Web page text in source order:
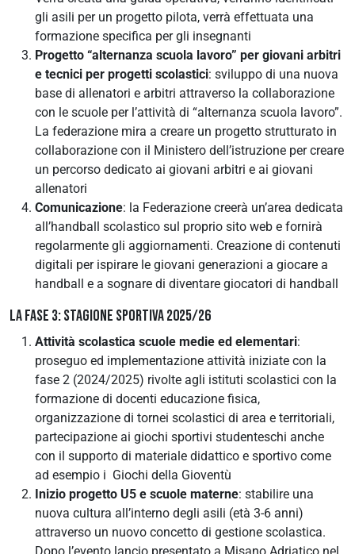
gli asili per un progetto pilota, verrà effettuata una
formazione specifica per gli insegnanti
Progetto “alternanza scuola lavoro” per giovani arbitri
e tecnici per progetti scolastici: sviluppo di una nuova
base di allenatori e arbitri attraverso la collaborazione
con le scuole per l’attività di “alternanza scuola lavoro”.
La federazione mira a creare un progetto strutturato in
collaborazione con il Ministero dell’istruzione per creare
un percorso dedicato ai giovani arbitri e ai giovani
allenatori
Comunicazione: la Federazione creerà un’area dedicata
all’handball scolastico sul proprio sito web e fornirà
regolarmente gli aggiornamenti. Creazione di contenuti
digitali per ispirare le giovani generazioni a giocare a
handball e a sognare di diventare giocatori di handball
LA FASE 3: STAGIONE SPORTIVA 2025/26
Attività scolastica scuole medie ed elementari:
proseguo ed implementazione attività iniziate con la
fase 2 (2024/2025) rivolte agli istituti scolastici con la
formazione di docenti educazione fisica,
organizzazione di tornei scolastici di area e territoriali,
partecipazione ai giochi sportivi studenteschi anche
con il supporto di materiale didattico e sportivo come
ad esempio i Giochi della Gioventù
Inizio progetto U5 e scuole materne: stabilire una
nuova cultura all’interno degli asili (età 3-6 anni)
attraverso un nuovo concetto di gestione scolastica.
Dopo l’evento lancio presentato a Misano Adriatico nel